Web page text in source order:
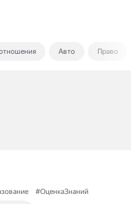
Авто Право
#ОценкаЗнаний